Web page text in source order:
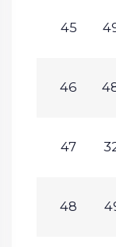
45
46
47
48